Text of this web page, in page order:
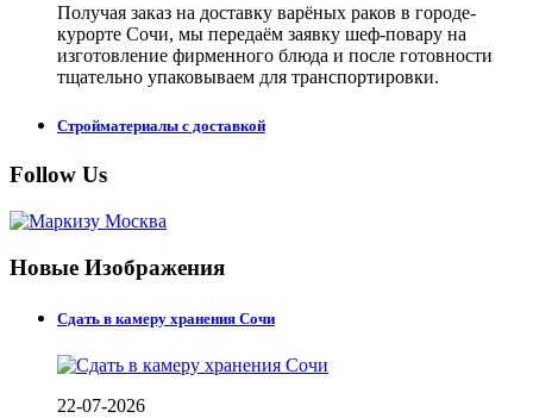
Получая заказ на доставку варёных раков в городе-
курорте Сочи, мы передаём заявку шеф-повару на
изготовление фирменного блюда и после готовности
тщательно упаковываем для транспортировки.
Стройматериалы с доставкой
Follow Us
Новые Изображения
Сдать в камеру хранения Сочи
22-07-2026